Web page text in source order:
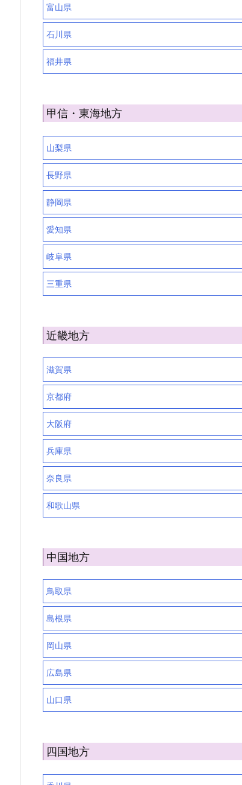
富山県
石川県
福井県
甲信・東海地方
山梨県
長野県
静岡県
愛知県
岐阜県
三重県
近畿地方
滋賀県
京都府
大阪府
兵庫県
奈良県
和歌山県
中国地方
鳥取県
島根県
岡山県
広島県
山口県
四国地方